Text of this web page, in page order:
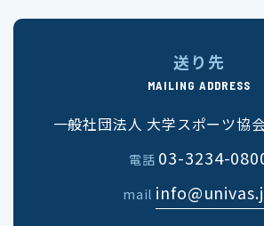
送り先
MAILING ADDRESS
一般社団法人 大学スポーツ協
電話 03-3234-
mail